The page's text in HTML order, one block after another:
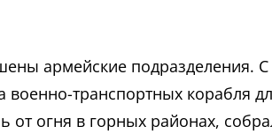
армейские подразделения.
военно-транспортных корабля
огня в горных районах,